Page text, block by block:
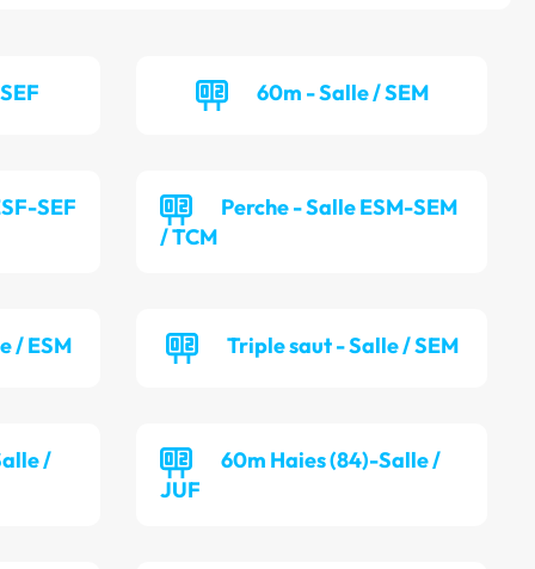
60m - Salle / SEM
SEF
Perche - Salle ESM-SEM
/ TCM
/ ESM Triple saut - Salle / SEM
/
60m Haies (84)-Salle /
JUF